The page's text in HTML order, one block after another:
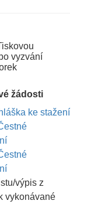
vyzvání
žádosti
ke stažení
výpis z
vykonávané